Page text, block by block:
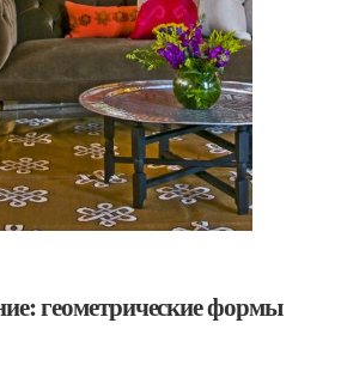
геометрические формы